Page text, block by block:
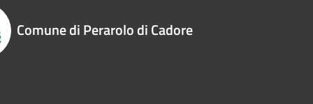
Comune di Perarolo di Cadore